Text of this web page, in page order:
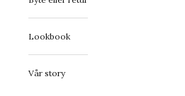
Lookbook
Vår story